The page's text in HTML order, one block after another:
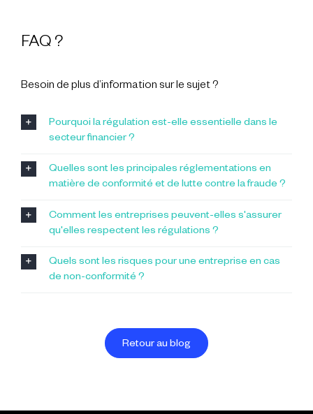
FAQ ?
Besoin de plus d’information sur le sujet ?
Pourquoi la régulation est-elle essentielle dans le
secteur financier ?
Quelles sont les principales réglementations en
matière de conformité et de lutte contre la fraude ?
Comment les entreprises peuvent-elles s'assurer
qu'elles respectent les régulations ?
Quels sont les risques pour une entreprise en cas
de non-conformité ?
Retour au blog